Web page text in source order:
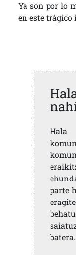
Ya son por lo
en este trágico
parte
batera.